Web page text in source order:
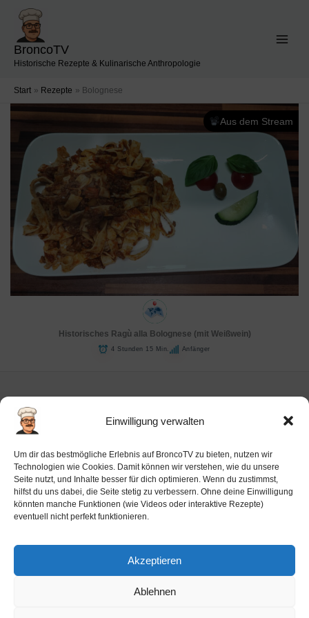
Einwilligung verwalten
Um dir das bestmögliche Erlebnis auf BroncoTV zu bieten, nutzen wir
Technologien wie Cookies. Damit können wir verstehen, wie du unsere
Seite nutzt, und Inhalte besser für dich optimieren. Wenn du zustimmst,
hilfst du uns dabei, die Seite stetig zu verbessern. Ohne deine Einwilligung
könnten manche Funktionen (wie Videos oder interaktive Rezepte)
eventuell nicht perfekt funktionieren.
Akzeptieren
Ablehnen
Inhalt
springen
BroncoTV
Historische Rezepte & Kulinarische Anthropologie
Start Rezepte Bolognese
Aus dem Stream
Historisches Ragù alla Bolognese (mit Weißwein)
4 Stunden 15 Min. Anfänger
Datenschutz-Haftung
Cookie-Richtlinie (EU)
Barrierefreiheit